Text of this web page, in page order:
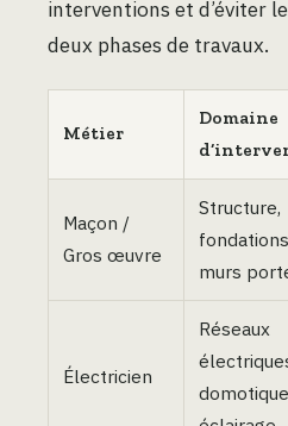
interventions et d’éviter
deux phases de travaux.
Métier
Domaine
Maçon /
Gros œuvre
Structure,
murs
Électricien
Réseaux